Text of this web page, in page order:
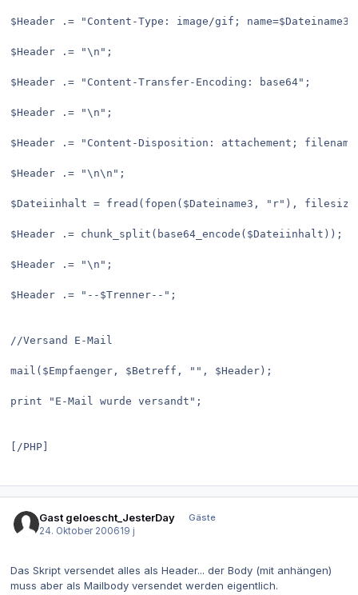
$Header .= "Content-Type: image/gif;
$Header .= "\n";
$Header .= "Content-Transfer-Encoding: base64";
$Header .= "\n";
$Header .= "Content-Disposition: attachement;
$Header .= "\n\n";
$Dateiinhalt = fread(fopen($Dateiname3, "r"),
$Header .= chunk_split(base64_encode($Dateiinhalt));
$Header .= "\n";
$Header .= "--$Trenner--";
//Versand E-Mail
mail($Empfaenger, $Betreff, "", $Header);
print "E-Mail wurde versandt";
[/PHP]
Gast geloescht_JesterDay
Gäste
24. Oktober 200619 j
Das Skript versendet alles als Header... der Body (mit anhängen)
muss aber als Mailbody versendet werden eigentlich.